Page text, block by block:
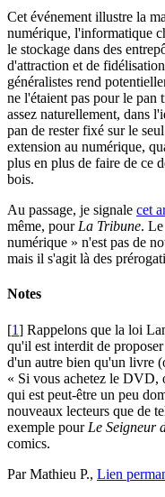
Cet événement illustre la
numérique, l'informatique
le stockage dans des
d'attraction et de
généralistes rend
ne l'étaient pas pour le pan
assez naturellement, dans
pan de rester fixé sur le
extension au numérique,
plus en plus de faire de ce
bois.
Au passage, je signale cet
même, pour La Tribune.
numérique » n'est pas de
mais il s'agit là des
Notes
[1] Rappelons que la loi
qu'il est interdit de
d'un autre bien qu'un livre
« Si vous achetez le DVD,
qui est peut-être un peu
nouveaux lecteurs que de
exemple pour Le Seigneur
comics.
Par Mathieu P., Lien